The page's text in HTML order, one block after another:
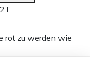
rot zu werden wie